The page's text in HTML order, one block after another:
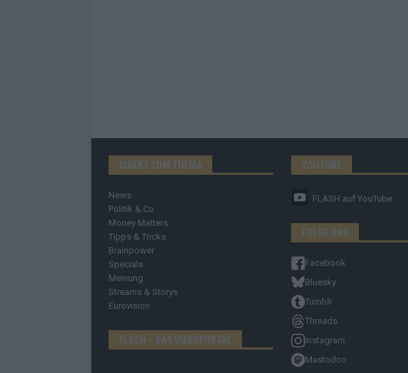
DIREKT ZUM THEMA
News
Politik & Co
Money Matters
Tipps & Tricks
Brainpower
Specials
Meinung
Streams & Storys
Eurovision
FLASH – DAS VIDEOPORTAL
YOUTUBE
FLASH auf YouTube
FOLGE UNS
Facebook
Bluesky
Tumblr
Threads
Instagram
Mastodon